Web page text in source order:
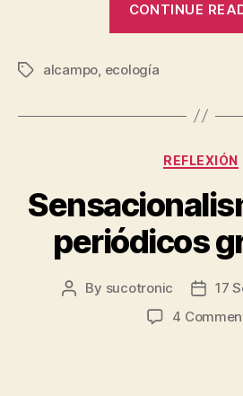
CONTINUE
Tagsalcampo, ecología
REFLEXIÓN
periódicos
Post
By sucotronic
Post
17
4